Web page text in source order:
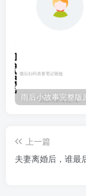
上一篇
夫妻离婚后，谁最